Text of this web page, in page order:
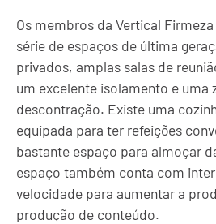
Os membros da Vertical
série de espaços de última
privados, amplas salas de
um excelente isolamento e uma
descontração. Existe uma
equipada para ter refeições
bastante espaço para almoçar
espaço também conta com
velocidade para aumentar a
produção de conteúdo.